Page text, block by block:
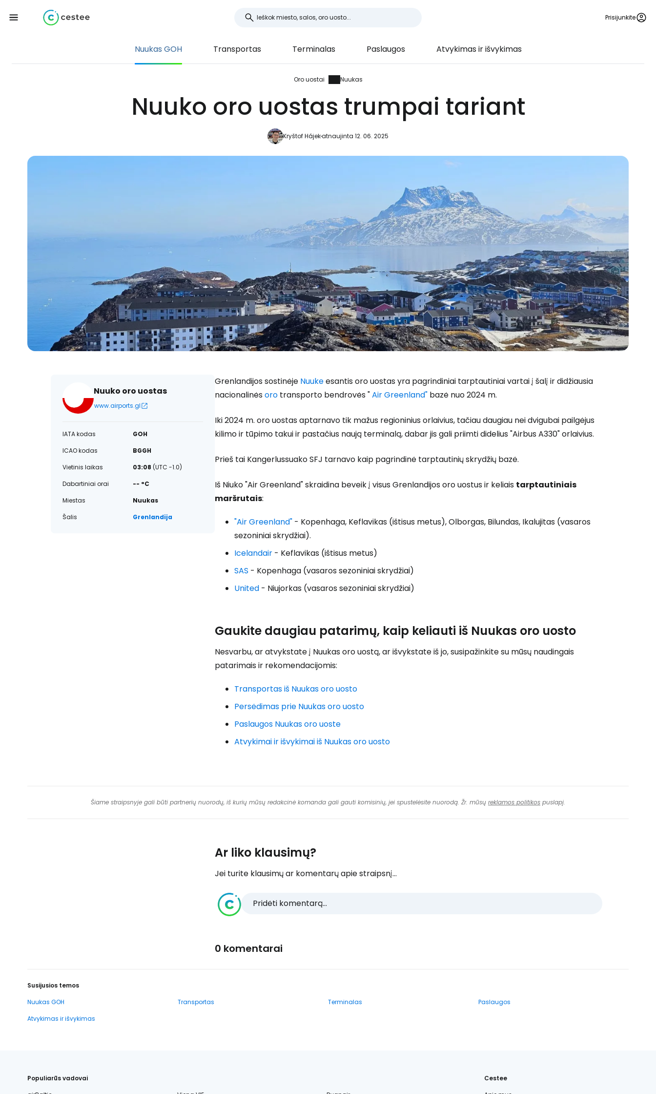
Prisijunkite
Nuukas GOH Transportas Terminalas Paslaugos Atvykimas ir išvykimas
Oro uostai Nuukas
Nuuko oro uostas trumpai tariant
Kryštof Hájekatnaujinta 12. 06. 2025
Nuuko oro uostas
www.airports.gl
IATA kodas
GOH
ICAO kodas
BGGH
Vietinis laikas
03:08 (UTC -1.0)
Dabartiniai orai
-- °C
Miestas
Nuukas
Šalis
Grenlandija
Grenlandijos sostinėje Nuukeesantis oro uostas yra pagrindiniai tarptautiniai vartai į šalį ir didžiausia
nacionalinėsoro transporto bendrovės "Air Greenland" bazė nuo 2024 m.
Iki 2024 m. oro uostas aptarnavo tik mažus regioninius orlaivius, tačiau daugiau nei dvigubai pailgėjus
kilimo ir tūpimo takui ir pastačius naują terminalą, dabar jis gali priimti didelius "Airbus A330" orlaivius.
Prieš tai Kangerlussuako SFJ tarnavo kaip pagrindinė tarptautinių skrydžių bazė.
Iš Niuko "Air Greenland" skraidina beveik į visus Grenlandijos oro uostus ir keliais tarptautiniais
maršrutais:
"Air Greenland" - Kopenhaga, Keflavikas (ištisus metus), Olborgas, Bilundas, Ikalujitas (vasaros
sezoniniai skrydžiai).
Icelandair - Keflavikas (ištisus metus)
SAS - Kopenhaga (vasaros sezoniniai skrydžiai)
United - Niujorkas (vasaros sezoniniai skrydžiai)
Gaukite daugiau patarimų, kaip keliauti iš Nuukas oro uosto
Nesvarbu, ar atvykstate į Nuukas oro uostą, ar išvykstate iš jo, susipažinkite su mūsų naudingais
patarimais ir rekomendacijomis:
Transportas iš Nuukas oro uosto
Persėdimas prie Nuukas oro uosto
Paslaugos Nuukas oro uoste
Atvykimai ir išvykimai iš Nuukas oro uosto
Šiame straipsnyje gali būti partnerių nuorodų, iš kurių mūsų redakcinė komanda gali gauti komisinių, jei spustelėsite nuorodą. Žr. mūsų reklamos politikos puslapį.
Ar liko klausimų?
Jei turite klausimų ar komentarų apie straipsnį...
Pridėti komentarą...
0 komentarai
Susijusios temos
Nuukas GOH
Transportas Terminalas
Paslaugos
Atvykimas ir išvykimas
Populiarūs vadovai
Cestee
Prisijunkite prie Cestee
... pasaulinė kelionių bendruomenė